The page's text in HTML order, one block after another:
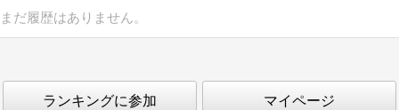
まだ履歴はありません。
ランキングに参加 マイページ